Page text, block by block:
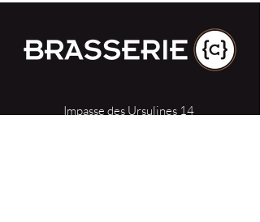
Impasse des Ursulines 14